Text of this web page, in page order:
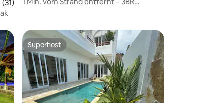
Bewertung: 4,94 von 5, 31 Bewertungen
Superhost
Superhost